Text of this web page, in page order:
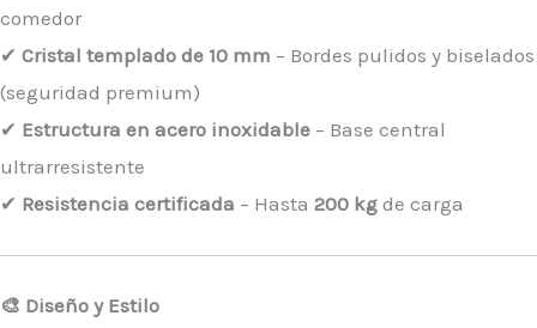
comedor
✔ Cristal templado de 10 mm – Bordes pulidos y biselados
(seguridad premium)
✔ Estructura en acero inoxidable – Base central
ultrarresistente
✔ Resistencia certificada – Hasta 200 kg de carga
🎨 Diseño y Estilo